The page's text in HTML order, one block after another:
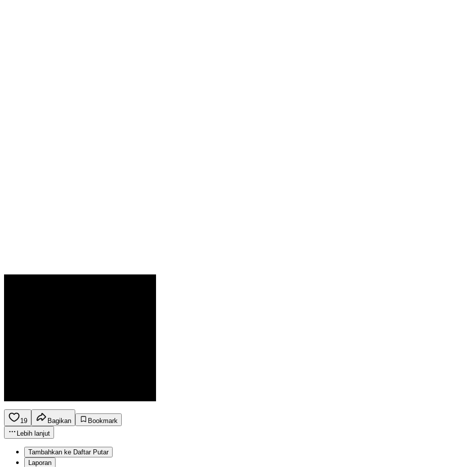
19 Bagikan
Bookmark
Lebih lanjut
Tambahkan ke Daftar Putar
Laporan